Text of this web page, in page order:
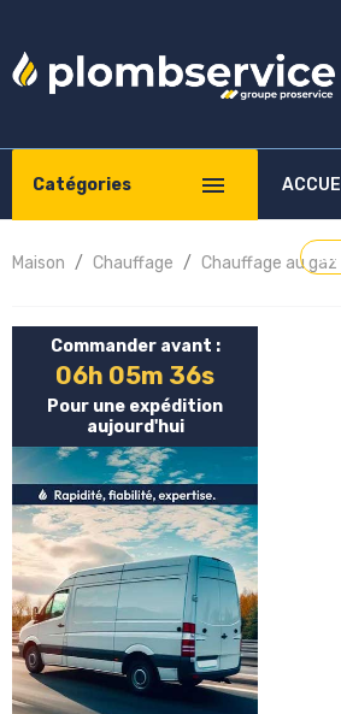
Catégories
Maison Chauffage Chauffage au gaz
Commander avant :
06h 05m 36s
Pour une expédition
aujourd'hui